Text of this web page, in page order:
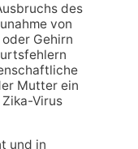
des
von
Gehirn
Mutter ein
Virus
und in